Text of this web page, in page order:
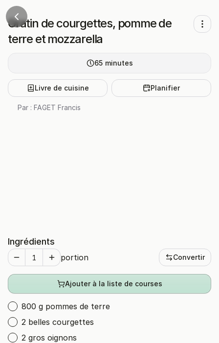
Gratin de courgettes, pomme de
terre et mozzarella
65 minutes
Livre de cuisine Planifier
Par : FAGET Francis
Ingrédients
portion Convertir
Ajouter à la liste de courses
800 g pommes de terre
2 belles courgettes
2 gros oignons